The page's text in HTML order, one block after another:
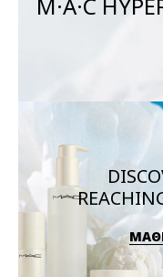
M·A·C